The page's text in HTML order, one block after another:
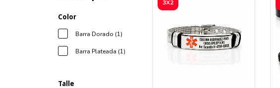
Color
Barra Dorado (1)
Barra Plateada (1)
Talle
3X2